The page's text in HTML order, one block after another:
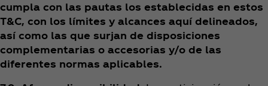
cumpla con las pautas los establecidas en estos
T&C, con los límites y alcances aquí delineados,
así como las que surjan de disposiciones
complementarias o accesorias y/o de las
diferentes normas aplicables.